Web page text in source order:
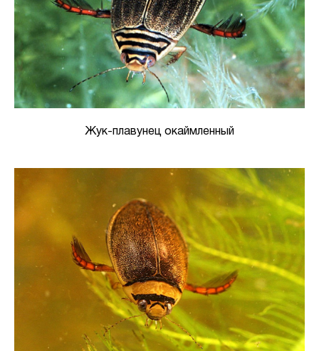
Жук-плавунец окаймленный